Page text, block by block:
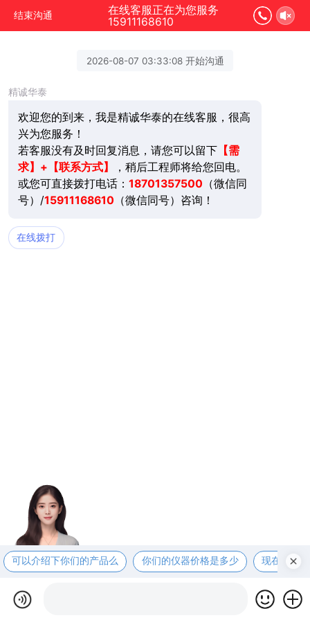
结束沟通
在线客服正在为您服务
15911168610
2026-08-07 03:33:08 开始沟通
精诚华泰
欢迎您的到来，我是精诚华泰的在线客服，很高
兴为您服务！
若客服没有及时回复消息，请您可以留下【需
求】+【联系方式】
，稍后工程师将给您回电。
或您可直接拨打电话： 18701357500 （微信同
号）/15911168610 （微信同号）咨询！
在线拨打
可以介绍下你们的产品么 你们的仪器价格是多少 现在有优